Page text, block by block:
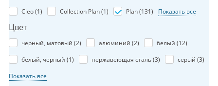
Cleo (1) Collection Plan (1) Plan (131) Показать все
Цвет
черный, матовый (2) алюминий (2) белый (12)
белый, черный (1) нержавеющая сталь (3) серый (3)
Показать все